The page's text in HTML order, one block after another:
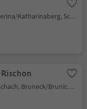
Monte S. Caterina/Katharinaberg, Schnals/Senales, Vinschgau/Val Venosta
Riscone/Reischach, Bruneck/Brunico, Dolomites Region Kronplatz/Plan de Corones